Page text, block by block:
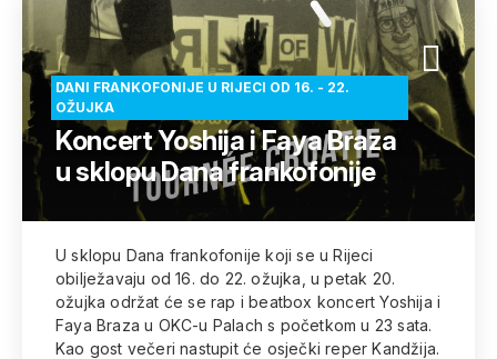
DANI FRANKOFONIJE U RIJECI OD 16. - 22.
OŽUJKA
Koncert Yoshija i Faya Braza
u sklopu Dana frankofonije
U sklopu Dana frankofonije koji se u Rijeci
obilježavaju od 16. do 22. ožujka, u petak 20.
ožujka održat će se rap i beatbox koncert Yoshija i
Faya Braza u OKC-u Palach s početkom u 23 sata.
Kao gost večeri nastupit će osječki reper Kandžija.